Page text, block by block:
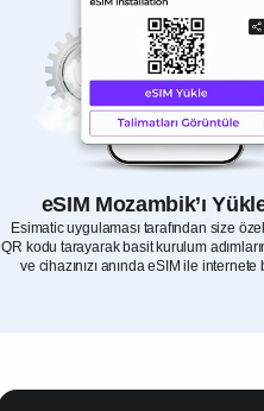
eSIM Mozambik’ı
Esimatic uygulaması tarafından size
QR kodu tarayarak basit kurulum
ve cihazınızı anında eSIM ile internete